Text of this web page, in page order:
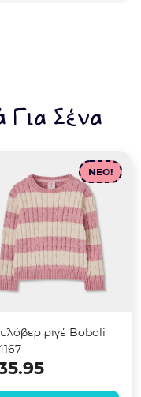
Για Σένα
NEO!
ριγέ Boboli